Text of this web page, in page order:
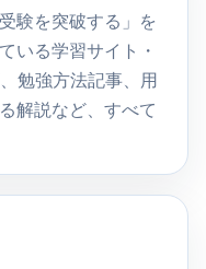
験を突破する」を
いる学習サイト・
勉強方法記事、用
解説など、すべて